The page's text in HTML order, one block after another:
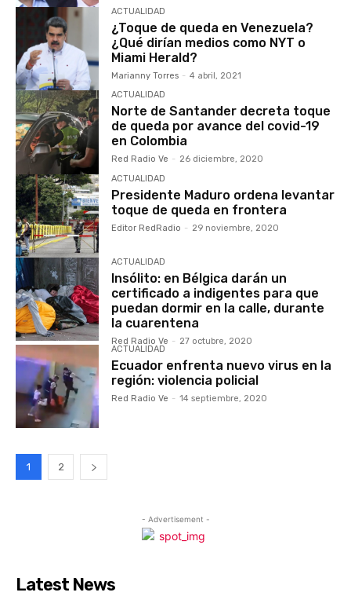
ACTUALIDAD
¿Toque de queda en Venezuela?
¿Qué dirían medios como NYT o
Miami Herald?
Marianny Torres - 4 abril, 2021
ACTUALIDAD
Norte de Santander decreta toque
de queda por avance del covid-19
en Colombia
Red Radio Ve - 26 diciembre, 2020
ACTUALIDAD
Presidente Maduro ordena levantar
toque de queda en frontera
Editor RedRadio - 29 noviembre, 2020
ACTUALIDAD
Insólito: en Bélgica darán un
certificado a indigentes para que
puedan dormir en la calle, durante
la cuarentena
Red Radio Ve - 27 octubre, 2020
ACTUALIDAD
Ecuador enfrenta nuevo virus en la
región: violencia policial
Red Radio Ve - 14 septiembre, 2020
1 2
- Advertisement -
Latest News